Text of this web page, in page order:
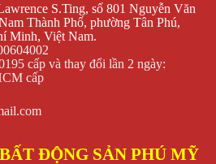
S.Ting, số 801 Nguyễn Văn
Thành Phố, phường Tân Phú,
Minh, Việt Nam.
cấp và thay đổi lần 2 ngày:
cấp
ĐỘNG SẢN PHÚ MỸ